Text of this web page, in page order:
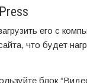
его с
что будет
блок